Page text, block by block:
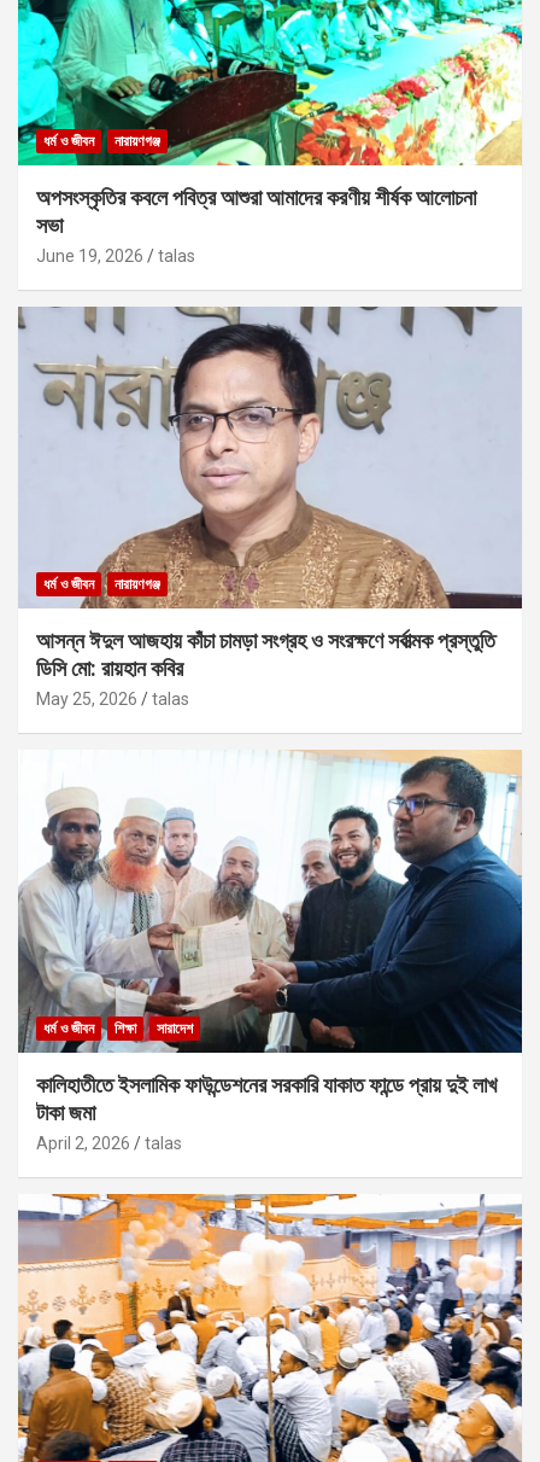
ধর্ম ও জীবন নারায়ণগঞ্জ
অপসংস্কৃতির কবলে পবিত্র আশুরা আমাদের করণীয় শীর্ষক আলোচনা
সভা
June 19, 2026 talas
ধর্ম ও জীবন নারায়ণগঞ্জ
আসন্ন ঈদুল আজহায় কাঁচা চামড়া সংগ্রহ ও সংরক্ষণে সর্বাত্মক প্রস্তুতি
ডিসি মো: রায়হান কবির
May 25, 2026 talas
ধর্ম ও জীবন শিক্ষা সারাদেশ
কালিহাতীতে ইসলামিক ফাউন্ডেশনের সরকারি যাকাত ফান্ডে প্রায় দুই লাখ
টাকা জমা
April 2, 2026 talas